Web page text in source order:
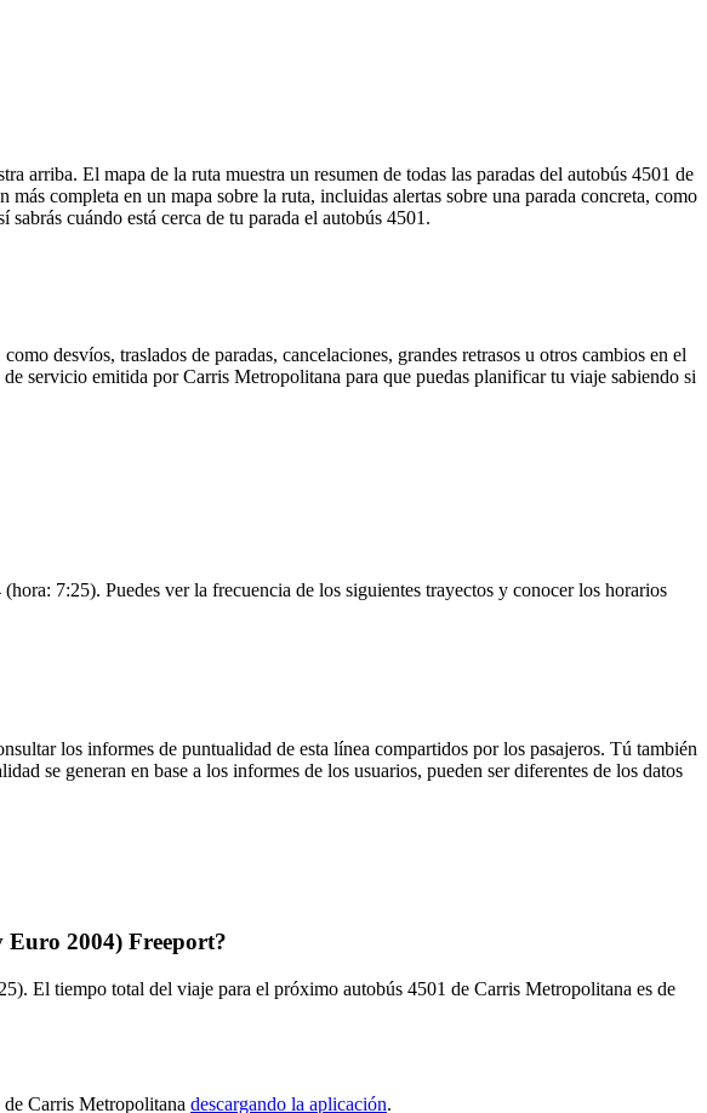
El mapa de la ruta muestra un resumen de todas las paradas del autobús 4501 de
más completa en un mapa sobre la ruta, incluidas alertas sobre una parada concreta, como
cuándo está cerca de tu parada el autobús 4501.
desvíos, traslados de paradas, cancelaciones, grandes retrasos u otros cambios en el
servicio emitida por Carris Metropolitana para que puedas planificar tu viaje sabiendo si
7:25). Puedes ver la frecuencia de los siguientes trayectos y conocer los horarios
los informes de puntualidad de esta línea compartidos por los pasajeros. Tú también
se generan en base a los informes de los usuarios, pueden ser diferentes de los datos
Euro 2004) Freeport?
El tiempo total del viaje para el próximo autobús 4501 de Carris Metropolitana es de
Carris Metropolitana descargando la aplicación.